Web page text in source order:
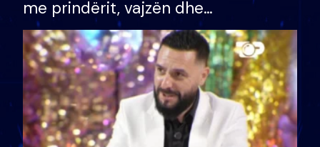
me prindërit, vajzën dhe
bashkëshorten: S’kemi ndonjë letër
divorci apo jo?